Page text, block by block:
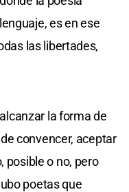
es en ese
las libertades,
la forma de
convencer, aceptar
posible o no, pero
poetas que